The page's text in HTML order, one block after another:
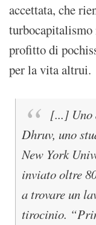
accettata, che
profitto di
per la vita altrui.
[...] Uno
Dhruv, uno
New York
inviato oltre
a trovare un
tirocinio.